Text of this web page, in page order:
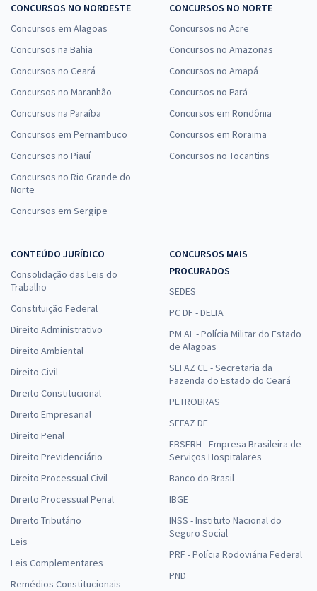
CONCURSOS NO NORDESTE
Concursos em Alagoas
Concursos na Bahia
Concursos no Ceará
Concursos no Maranhão
Concursos na Paraíba
Concursos em Pernambuco
Concursos no Piauí
Concursos no Rio Grande do
Norte
Concursos em Sergipe
CONCURSOS NO NORTE
Concursos no Acre
Concursos no Amazonas
Concursos no Amapá
Concursos no Pará
Concursos em Rondônia
Concursos em Roraima
Concursos no Tocantins
CONTEÚDO JURÍDICO
Consolidação das Leis do
Trabalho
Constituição Federal
Direito Administrativo
Direito Ambiental
Direito Civil
Direito Constitucional
Direito Empresarial
Direito Penal
Direito Previdenciário
Direito Processual Civil
Direito Processual Penal
Direito Tributário
Leis
Leis Complementares
Remédios Constitucionais
CONCURSOS MAIS
PROCURADOS
SEDES
PC DF - DELTA
PM AL - Polícia Militar do Estado
de Alagoas
SEFAZ CE - Secretaria da
Fazenda do Estado do Ceará
PETROBRAS
SEFAZ DF
EBSERH - Empresa Brasileira de
Serviços Hospitalares
Banco do Brasil
IBGE
INSS - Instituto Nacional do
Seguro Social
PRF - Polícia Rodoviária Federal
PND